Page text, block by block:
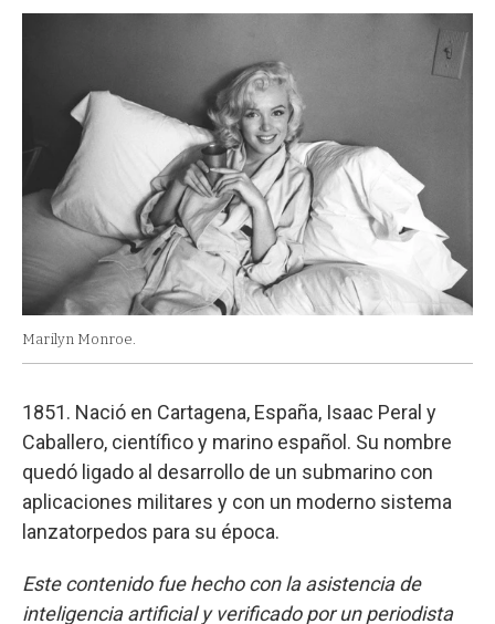
Marilyn Monroe.
1851. Nació en Cartagena, España, Isaac Peral y
Caballero, científico y marino español. Su nombre
quedó ligado al desarrollo de un submarino con
aplicaciones militares y con un moderno sistema
lanzatorpedos para su época.
Este contenido fue hecho con la asistencia de
inteligencia artificial y verificado por un periodista